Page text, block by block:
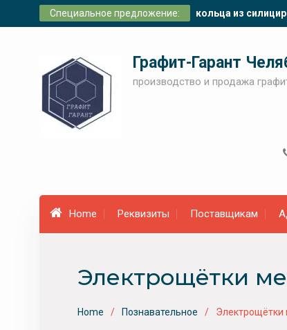
Специальное предложение: кольца из
Графит-Гарант
производство и продажа
Home Реквизиты Поставщикам
Электрощётки
Home Познавательное Электрощётки